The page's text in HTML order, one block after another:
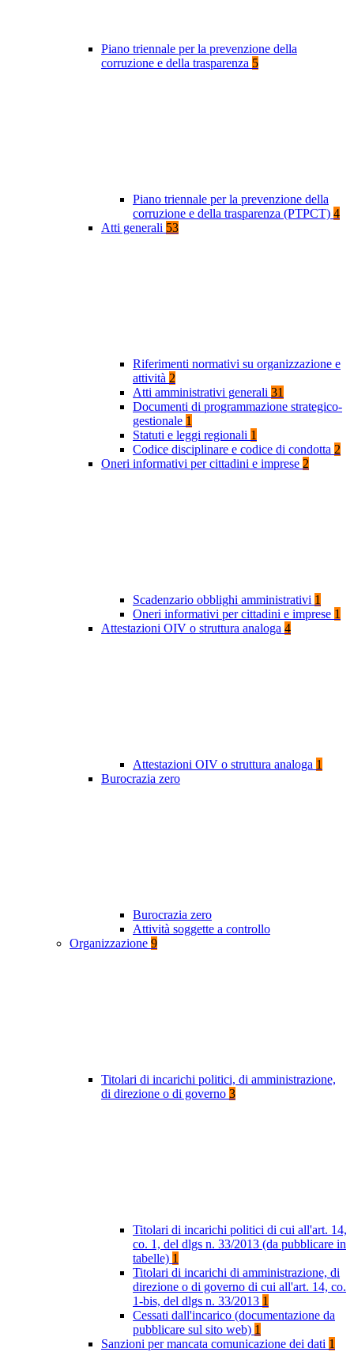
Piano triennale per la prevenzione della
corruzione e della trasparenza 5
Piano triennale per la prevenzione della
corruzione e della trasparenza (PTPCT) 4
Atti generali 53
Riferimenti normativi su organizzazione e
attività 2
Atti amministrativi generali 31
Documenti di programmazione strategico-
gestionale 1
Statuti e leggi regionali 1
Codice disciplinare e codice di condotta 2
Oneri informativi per cittadini e imprese 2
Scadenzario obblighi amministrativi 1
Oneri informativi per cittadini e imprese 1
Attestazioni OIV o struttura analoga 4
Attestazioni OIV o struttura analoga 1
Burocrazia zero
Burocrazia zero
Attività soggette a controllo
Organizzazione 9
Titolari di incarichi politici, di amministrazione,
di direzione o di governo 3
Titolari di incarichi politici di cui all'art. 14,
co. 1, del dlgs n. 33/2013 (da pubblicare in
tabelle) 1
Titolari di incarichi di amministrazione, di
direzione o di governo di cui all'art. 14, co.
1-bis, del dlgs n. 33/2013 1
Cessati dall'incarico (documentazione da
pubblicare sul sito web) 1
Sanzioni per mancata comunicazione dei dati 1